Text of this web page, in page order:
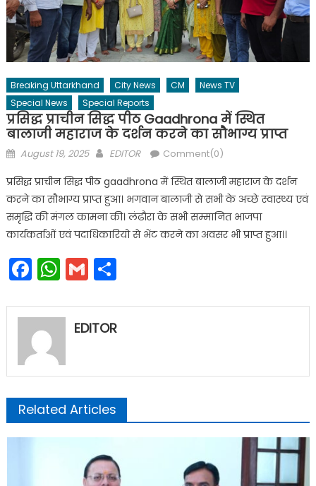
Breaking Uttarkhand City News CM
News TV
Special News
Special Reports
प्रसिद्ध प्राचीन सिद्ध पीठ Gaadhrona में स्थित
बालाजी महाराज के दर्शन करने का सौभाग्य प्राप्त
Posted
August 19, 2025 Author
EDITOR Comment(0)
प्रसिद्ध प्राचीन सिद्ध पीठ gaadhrona में स्थित बालाजी महाराज के दर्शन
करने का सौभाग्य प्राप्त हुआ। भगवान बालाजी से सभी के अच्छे स्वास्थ्य एवं
समृद्धि की मंगल कामना की। लंढौरा के सभी सम्मानित भाजपा
कार्यकर्ताओं एवं पदाधिकारियो से भेंट करने का अवसर भी प्राप्त हुआ।।
Facebook
WhatsApp
GmailShare
EDITOR
Related Articles